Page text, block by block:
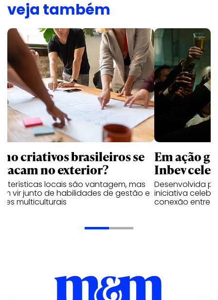
veja também
criativos brasileiros se
no exterior?
locais são vantagem, mas
vir junto de habilidades de gestão e
multiculturais
Em ação
Inbev
Desenvolvida
iniciativa
conexão entre